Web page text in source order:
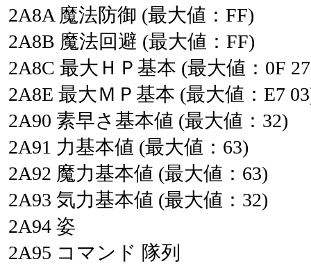
2A8A 魔法防御 (最大値：FF)
2A8B 魔法回避 (最大値：FF)
2A8C 最大ＨＰ基本 (最大値：0F
2A8E 最大ＭＰ基本 (最大値：E7
2A90 素早さ基本値 (最大値：32)
2A91 力基本値 (最大値：63)
2A92 魔力基本値 (最大値：63)
2A93 気力基本値 (最大値：32)
2A94 姿
2A95 コマンド 隊列